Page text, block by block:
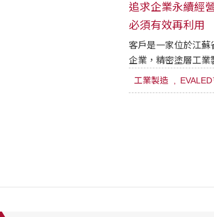
追求企業永續經
必須有效再利用
客戶是一家位於江蘇
企業，精密塗層工業
廢水，極需有效環保
案。
工業製造